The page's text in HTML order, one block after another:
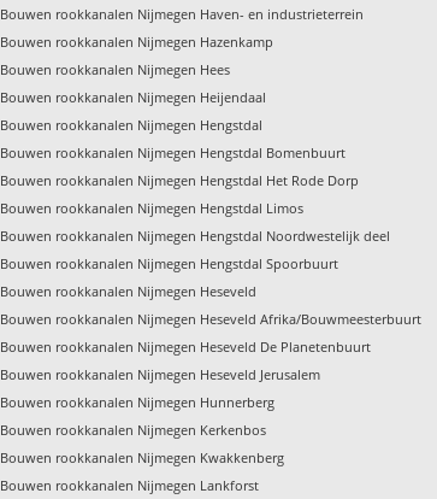
Bouwen rookkanalen Nijmegen Haven- en industrieterrein
Bouwen rookkanalen Nijmegen Hazenkamp
Bouwen rookkanalen Nijmegen Hees
Bouwen rookkanalen Nijmegen Heijendaal
Bouwen rookkanalen Nijmegen Hengstdal
Bouwen rookkanalen Nijmegen Hengstdal Bomenbuurt
Bouwen rookkanalen Nijmegen Hengstdal Het Rode Dorp
Bouwen rookkanalen Nijmegen Hengstdal Limos
Bouwen rookkanalen Nijmegen Hengstdal Noordwestelijk deel
Bouwen rookkanalen Nijmegen Hengstdal Spoorbuurt
Bouwen rookkanalen Nijmegen Heseveld
Bouwen rookkanalen Nijmegen Heseveld Afrika/Bouwmeesterbuurt
Bouwen rookkanalen Nijmegen Heseveld De Planetenbuurt
Bouwen rookkanalen Nijmegen Heseveld Jerusalem
Bouwen rookkanalen Nijmegen Hunnerberg
Bouwen rookkanalen Nijmegen Kerkenbos
Bouwen rookkanalen Nijmegen Kwakkenberg
Bouwen rookkanalen Nijmegen Lankforst